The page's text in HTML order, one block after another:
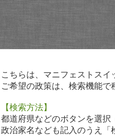
こちらは、マニフェストスイ
ご希望の政策は、検索機能で
【検索方法】
都道府県などのボタンを選択
政治家名なども記入のうえ「